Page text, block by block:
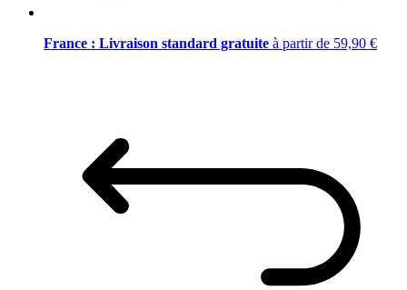
France : Livraison standard gratuite à partir de 59,90 €